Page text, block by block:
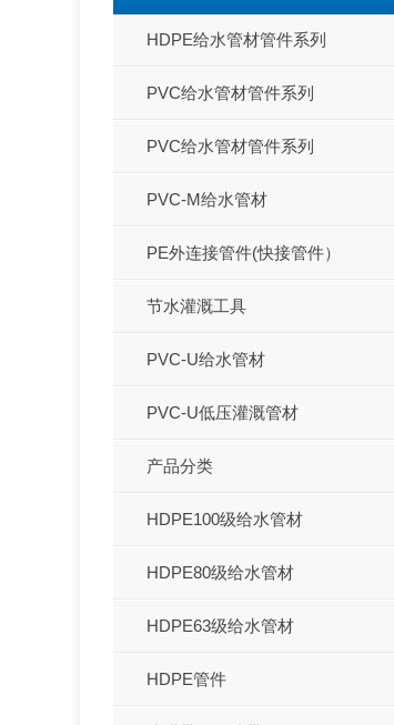
HDPE给水管材管件系列
PVC给水管材管件系列
PVC给水管材管件系列
PVC-M给水管材
PE外连接管件(快接管件）
节水灌溉工具
PVC-U给水管材
PVC-U低压灌溉管材
产品分类
HDPE100级给水管材
HDPE80级给水管材
HDPE63级给水管材
HDPE管件